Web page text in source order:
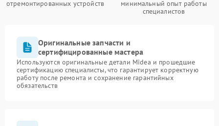
отремонтированных устройств
минимальный опыт работы
специалистов
Оригинальные запчасти и
сертифицированные мастера
Используются оригинальные детали Midea и прошедшие
сертификацию специалисты, что гарантирует корректную
работу после ремонта и сохранение гарантийных
обязательств